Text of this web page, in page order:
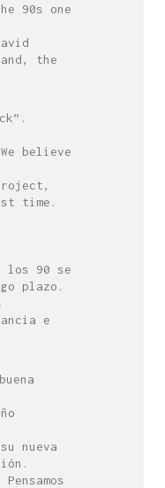
90s one
the
believe
time.
los 90 se
plazo.
e
nueva